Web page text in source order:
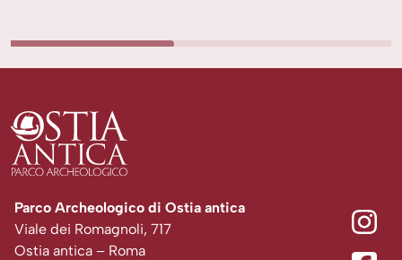
Parco Archeologico di Ostia antica
Viale dei Romagnoli, 717
Ostia antica – Roma